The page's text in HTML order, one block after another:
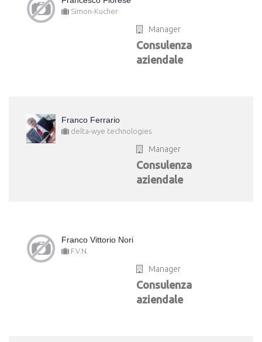
Simon-Kucher
Manager
Consulenza
aziendale
Franco Ferrario
delta-wye technologies
Manager
Consulenza
aziendale
Franco Vittorio Nori
F.V.N.
Manager
Consulenza
aziendale